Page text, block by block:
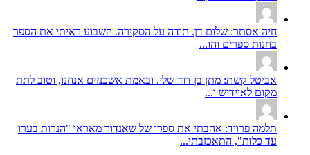
חיה אסתר: שלום דן. תודה על הסקירה. השבוע ראיתי את הספר
בחנות ספרים והו...
אביטל קשת: מתן בן דוד שלי. ובאמת אשכנזים אנחנו, וטוב לתת
מקום לאיידיש ו...
תלמה פרויד: אהבתי את ספרו של שאנדור מאראי "הנרות בערו
עד כלות", התאכזבתי...